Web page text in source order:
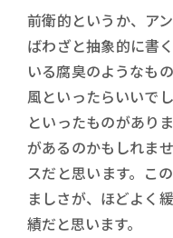
前衛的というか、ア
ばわざと抽象的に書
いる腐臭のようなも
風といったらいいで
といったものがあり
があるのかもしれま
スだと思います。こ
ましさが、ほどよく
績だと思います。